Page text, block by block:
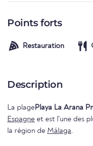
Points forts
Restauration
Description
La plage Playa La Arana
Espagne et est l'une des
la région de Málaga.